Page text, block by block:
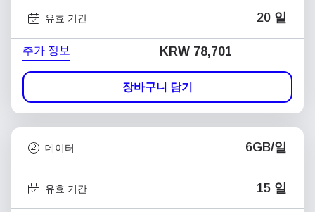
유효 기간 20 일
추가 정보 KRW 78,701
장바구니 담기
데이터 6GB/일
유효 기간 15 일